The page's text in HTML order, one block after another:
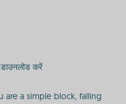
करें
are a simple block, falling